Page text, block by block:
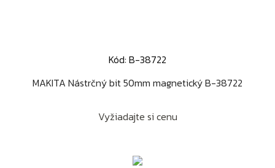
Kód: B-38722
MAKITA Nástrčný bit 50mm magnetický B-38722
Vyžiadajte si cenu